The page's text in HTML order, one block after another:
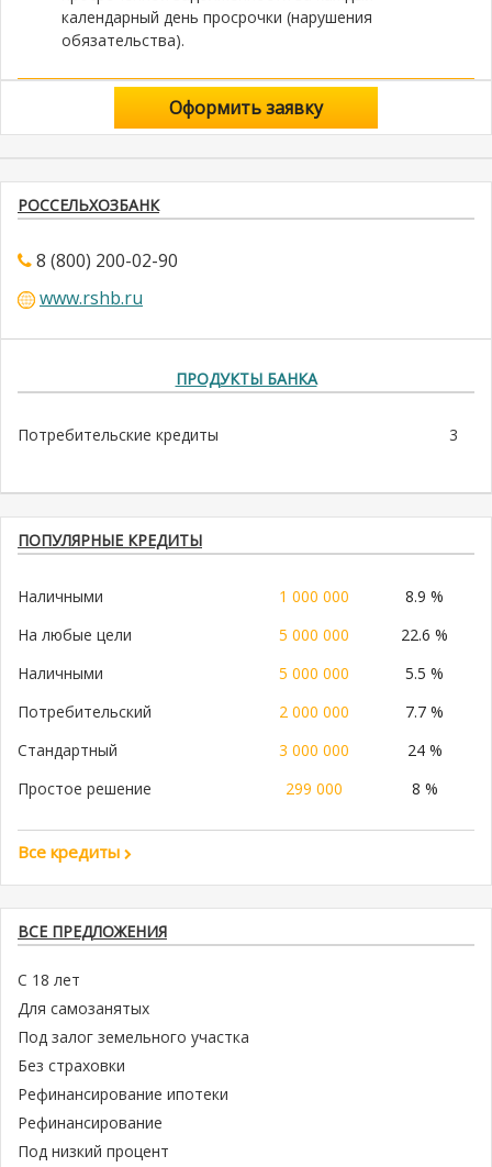
календарный день просрочки (нарушения
обязательства).
Оформить заявку
РОССЕЛЬХОЗБАНК
8 (800) 200-02-90
www.rshb.ru
ПРОДУКТЫ БАНКА
Потребительские кредиты 3
ПОПУЛЯРНЫЕ КРЕДИТЫ
Наличными 1 000 000
8.9 %
На любые цели
5 000 000
22.6 %
Наличными
5 000 000
5.5 %
Потребительский
2 000 000
7.7 %
Стандартный
3 000 000
24 %
Простое решение
299 000 8 %
Все кредиты
ВСЕ ПРЕДЛОЖЕНИЯ
С 18 лет
Для самозанятых
Под залог земельного участка
Без страховки
Рефинансирование ипотеки
Рефинансирование
Под низкий процент